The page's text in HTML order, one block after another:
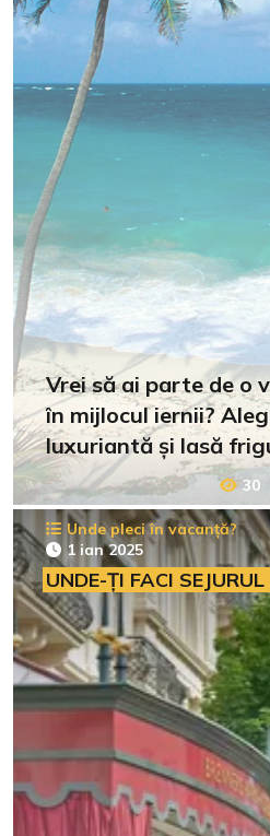
Vrei să ai parte de o
în mijlocul iernii?
luxuriantă și lasă
30
Unde pleci în vacanță?
1 ian 2025
UNDE-ȚI FACI